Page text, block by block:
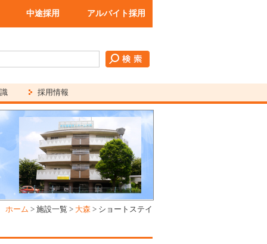
中途採用 アルバイト採用
採用情報
ホーム > 施設一覧 > 大森 > ショートステイ